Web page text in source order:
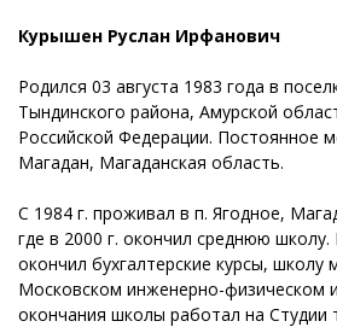
Курышен Руслан Ирфанович
Родился 03 августа 1983 года в
Тындинского района, Амурской
Российской Федерации. Постоянное
Магадан, Магаданская область.
С 1984 г. проживал в п. Ягодное,
где в 2000 г. окончил среднюю
окончил бухгалтерские курсы, школу
Московском инженерно-физическом
окончания школы работал на Студии